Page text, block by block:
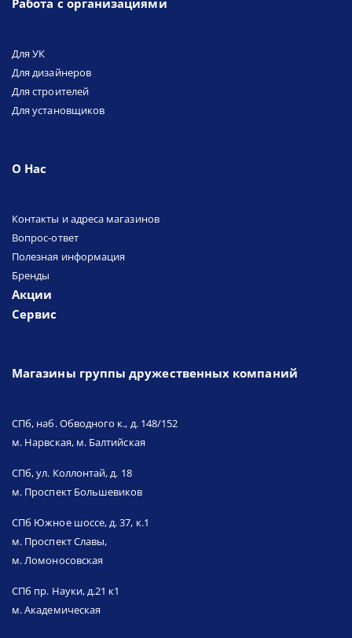
Работа с организациями
Для УК
Для дизайнеров
Для строителей
Для установщиков
О Нас
Контакты и адреса магазинов
Вопрос-ответ
Полезная информация
Бренды
Акции
Сервис
Магазины группы дружественных компаний
СПб, наб. Обводного к., д. 148/152
м. Нарвская, м. Балтийская
СПб, ул. Коллонтай, д. 18
м. Проспект Большевиков
СПб Южное шоссе, д. 37, к.1
м. Проспект Славы,
м. Ломоносовская
СПб пр. Науки, д.21 к1
м. Академическая